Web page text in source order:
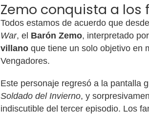
Zemo conquista a los
Todos estamos de acuerdo que
War, el Barón Zemo, interpretado por
villano que tiene un solo objetivo en
Vengadores.
Este personaje regresó a la pantalla
Soldado del Invierno, y
indiscutible del tercer episodio. Los